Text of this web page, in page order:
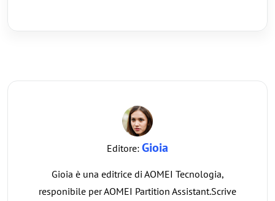
Editore: Gioia
Gioia è una editrice di AOMEI Tecnologia,
responibile per AOMEI Partition Assistant.Scrive